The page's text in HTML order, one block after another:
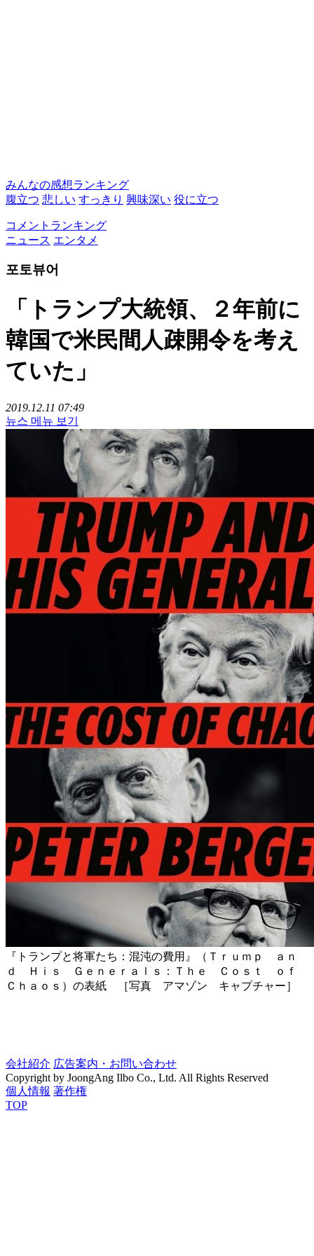
みんなの感想ランキング
腹立つ 悲しい すっきり 興味深い 役に立つ
コメントランキング
ニュース エンタメ
포토뷰어
「トランプ大統領、２年前に
韓国で米民間人疎開令を考え
ていた」
2019.12.11 07:49
뉴스 메뉴 보기
『トランプと将軍たち：混沌の費用』（Ｔｒｕｍｐ ａｎ
ｄ Ｈｉｓ Ｇｅｎｅｒａｌｓ：Ｔｈｅ Ｃｏｓｔ ｏｆ
Ｃｈａｏｓ）の表紙 ［写真 アマゾン キャプチャー］
会社紹介 広告案内・お問い合わせ
Copyright by JoongAng Ilbo Co., Ltd. All Rights Reserved
個人情報 著作権
TOP